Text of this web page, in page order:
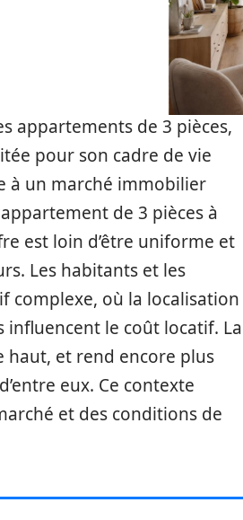
appartements de 3 pièces,
pour son cadre de vie
à un marché immobilier
de 3 pièces à
est loin d’être uniforme et
Les habitants et les
complexe, où la localisation
le coût locatif. La
haut, et rend encore plus
eux. Ce contexte
et des conditions de